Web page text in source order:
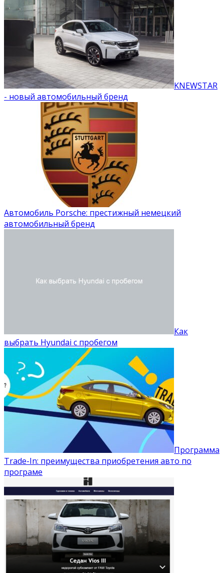
KNEWSTAR
- новый автомобильный бренд
Автомобиль Porsche: престижный немецкий
автомобильный бренд
Как
выбрать Hyundai с пробегом
Программа
Trade-In: преимущества приобретения авто по
програме